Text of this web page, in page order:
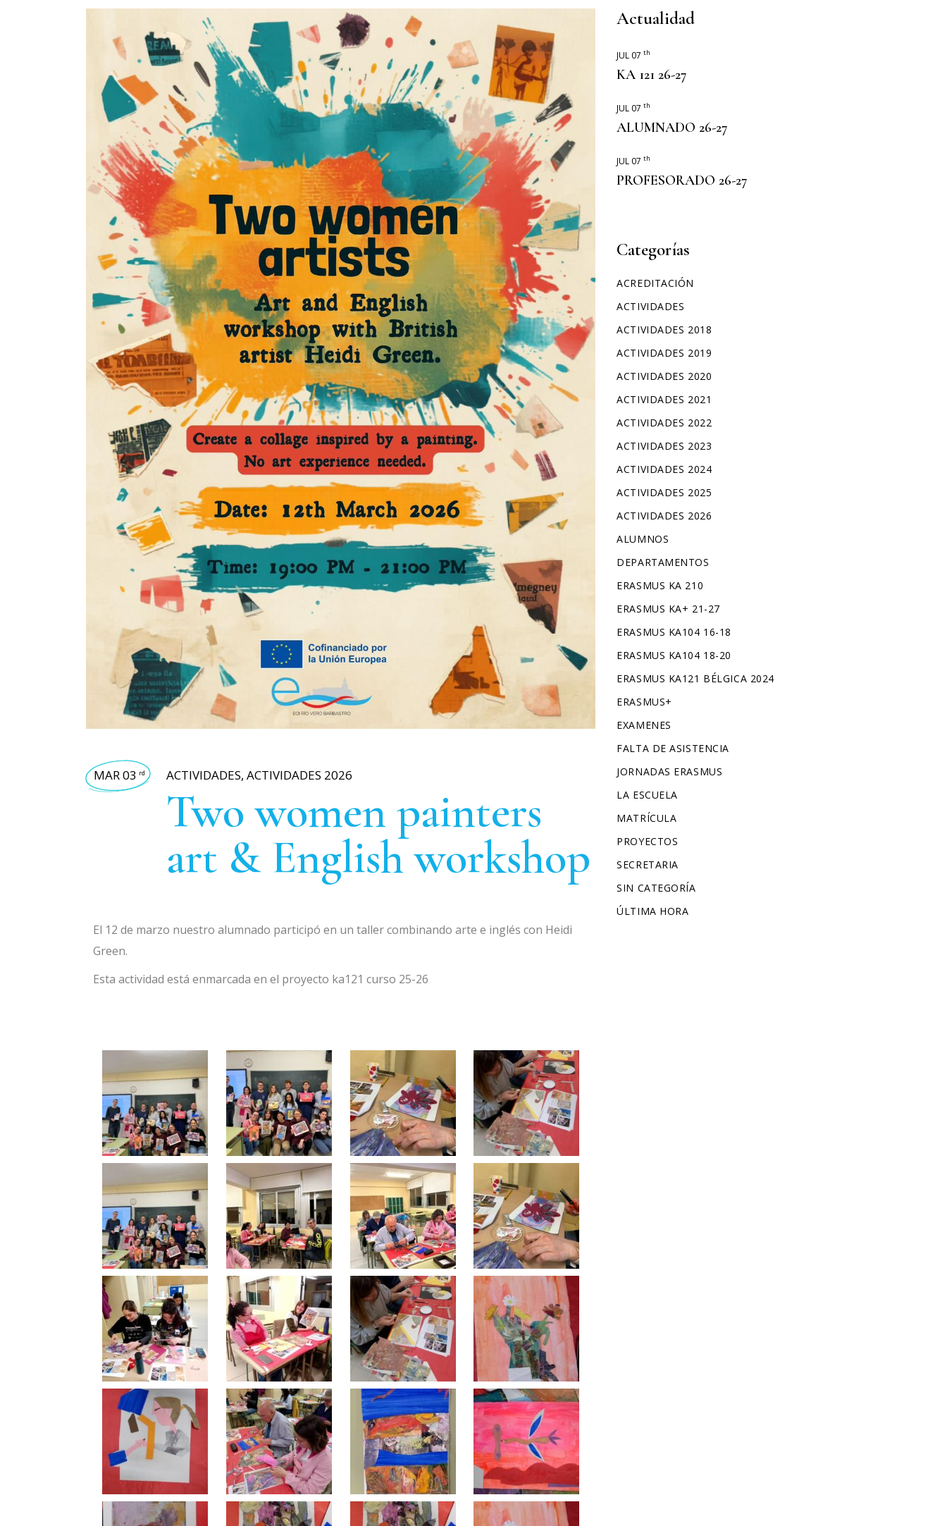
MOVILIDADES ERASMUS
MAR 03 rd ACTIVIDADES, ACTIVIDADES 2026
Two women painters
art & English workshop
El 12 de marzo nuestro alumnado participó en un taller combinando arte e inglés con Heidi
Green.
Esta actividad está enmarcada en el proyecto ka121 curso 25-26
Actualidad
JUL 07 th
KA 121 26-27
JUL 07 th
ALUMNADO 26-27
JUL 07 th
PROFESORADO 26-27
Categorías
ACREDITACIÓN
ACTIVIDADES
ACTIVIDADES 2018
ACTIVIDADES 2019
ACTIVIDADES 2020
ACTIVIDADES 2021
ACTIVIDADES 2022
ACTIVIDADES 2023
ACTIVIDADES 2024
ACTIVIDADES 2025
ACTIVIDADES 2026
ALUMNOS
DEPARTAMENTOS
ERASMUS KA 210
ERASMUS KA+ 21-27
ERASMUS KA104 16-18
ERASMUS KA104 18-20
ERASMUS KA121 BÉLGICA 2024
ERASMUS+
EXAMENES
FALTA DE ASISTENCIA
JORNADAS ERASMUS
LA ESCUELA
MATRÍCULA
PROYECTOS
SECRETARIA
SIN CATEGORÍA
ÚLTIMA HORA